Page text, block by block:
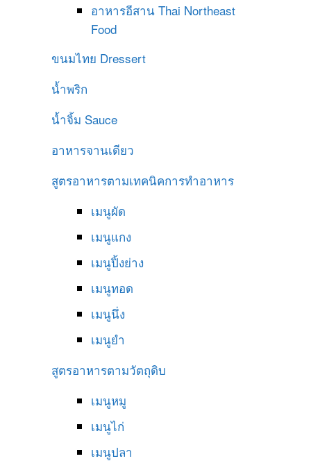
อาหารอีสาน Thai Northeast
Food
ขนมไทย Dressert
น้ำพริก
น้ำจิ้ม Sauce
อาหารจานเดียว
สูตรอาหารตามเทคนิคการทำอาหาร
เมนูผัด
เมนูแกง
เมนูปิ้งย่าง
เมนูทอด
เมนูนึ่ง
เมนูยำ
สูตรอาหารตามวัตถุดิบ
เมนูหมู
เมนูไก่
เมนูปลา